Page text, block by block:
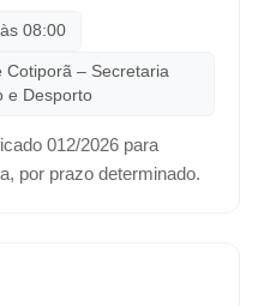
08:00
Cotiporã – Secretaria
e Desporto
012/2026 para
por prazo determinado.